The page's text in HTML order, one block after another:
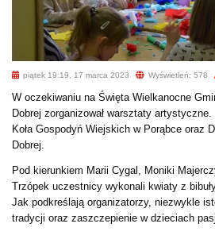
piątek 19:19, 17 marca 2023 Wyświetleń: 578
W oczekiwaniu na Święta Wielkanocne
Dobrej zorganizował warsztaty artystyczne.
Koła Gospodyń Wiejskich w Porąbce oraz
Dobrej.
Pod kierunkiem Marii Cygal, Moniki
Trzópek uczestnicy wykonali kwiaty z
Jak podkreślają organizatorzy, niezwykle
tradycji oraz zaszczepienie w dzieciach